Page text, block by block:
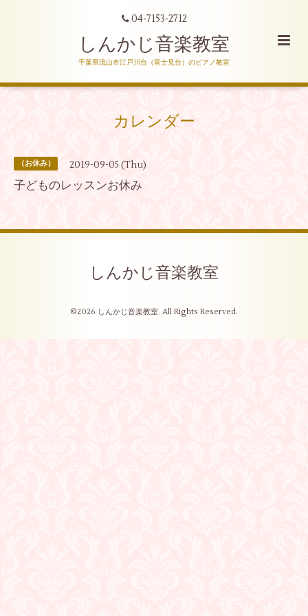
04-7153-2712
しんかじ音楽教室
千葉県流山市江戸川台（富士見台）のピアノ教室
カレンダー
（お休み） 2019-09-05 (Thu)
子どものレッスンお休み
しんかじ音楽教室
©2026 しんかじ音楽教室. All Rights Reserved.